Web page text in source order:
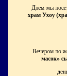
Днем мы
храм Ухоу
Вечером по
масок»